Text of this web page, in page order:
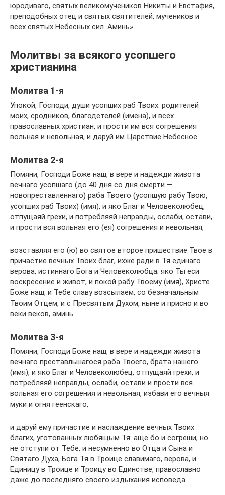
юродиваго, святых великомучеников Никиты и Евстафия,
преподобных отец и святых святителей, мучеников и
всех святых Небесных сил. Аминь».
Молитвы за всякого усопшего
христианина
Молитва 1-я
Упокой, Господи, души усопших раб Твоих: родителей
моих, сродников, благодетелей (имена), и всех
православных христиан, и прости им вся согрешения
вольная и невольная, и даруй им Царствие Небесное.
Молитва 2-я
Помяни, Господи Боже наш, в вере и надежди живота
вечнаго усопшаго (до 40 дня со дня смерти —
новопреставленнаго) раба Твоего (усопшую рабу Твою,
усопших раб Твоих) (имя), и яко Благ и Человеколюбец,
отпущаяй грехи, и потребляяй неправды, ослаби, остави,
и прости вся вольная его (ея) согрешения и невольная,
возставляя его (ю) во святое второе пришествие Твое в
причастие вечных Твоих благ, ихже ради в Тя единаго
верова, истиннаго Бога и Человеколюбца; яко Ты еси
воскресение и живот, и покой рабу Твоему (имя), Христе
Боже наш, и Тебе славу возсылаем, со безначальным
Твоим Отцем, и с Пресвятым Духом, ныне и присно и во
веки веков, аминь.
Молитва 3-я
Помяни, Господи Боже наш, в вере и надежди живота
вечнаго преставльшагося раба Твоего, брата нашего
(имя), и яко Благ и Человеколюбец, отпущаяй грехи, и
потребляяй неправды, ослаби, остави и прости вся
вольная его согрешения и невольная, избави его вечныя
муки и огня геенскаго,
и даруй ему причастие и наслаждение вечных Твоих
благих, уготованных любящым Тя: аще бо и согреши, но
не отступи от Тебе, и несумненно во Отца и Сына и
Святаго Духа, Бога Тя в Троице славимаго, верова, и
Единицу в Троице и Троицу во Единстве, православно
даже до последняго своего издыхания исповеда.